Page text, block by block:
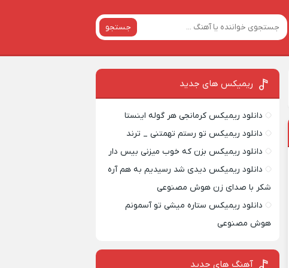
جستجو
ریمیکس‌ های جدید
دانلود ریمیکس کرمانجی هر گوله اینستا
دانلود ریمیکس تو رستم تهمتنی _ ترند
دانلود ریمیکس بزن که خوب میزنی بیس دار
دانلود ریمیکس دیدی شد رسیدیم به هم آره
شکر با صدای زن هوش مصنوعی
دانلود ریمیکس ستاره میشی تو آسمونم
هوش مصنوعی
آهنگ های جدید